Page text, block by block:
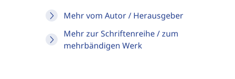
Mehr vom Autor / Herausgeber
Mehr zur Schriftenreihe / zum
mehrbändigen Werk